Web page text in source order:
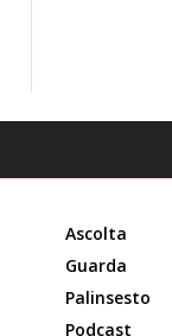
Ascolta
Guarda
Palinsesto
Podcast